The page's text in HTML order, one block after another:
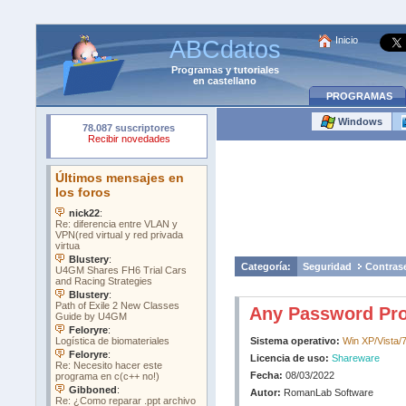
ABCdatos
Programasytutoriales
en castellano
Inicio
PROGRAMAS
Windows
Categoría: Seguridad
Any Password
Sistema operativo: Win XP/Vista/
Licencia de uso: Shareware
Fecha: 08/03/2022
Autor: RomanLab Software